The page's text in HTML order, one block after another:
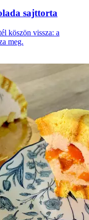
sajttorta
köszön vissza: a
meg.